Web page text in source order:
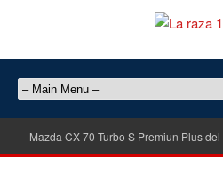
Mazda CX 70 Turbo S Premiun Plus